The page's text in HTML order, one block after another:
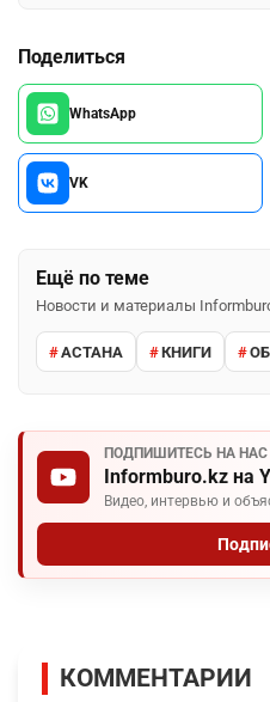
Поделиться
WhatsApp
VK
Ещё по теме
Новости и материалы
АСТАНА КНИГИ
ПОДПИШИТЕСЬ НА НАС
Informburo.kz на
Видео, интервью и
КОММЕНТАРИИ